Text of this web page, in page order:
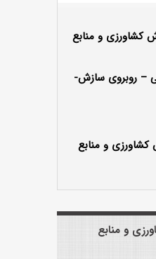
کشاورزی و منابع
– روبروی سازش-
کشاورزی و منابع
و منابع